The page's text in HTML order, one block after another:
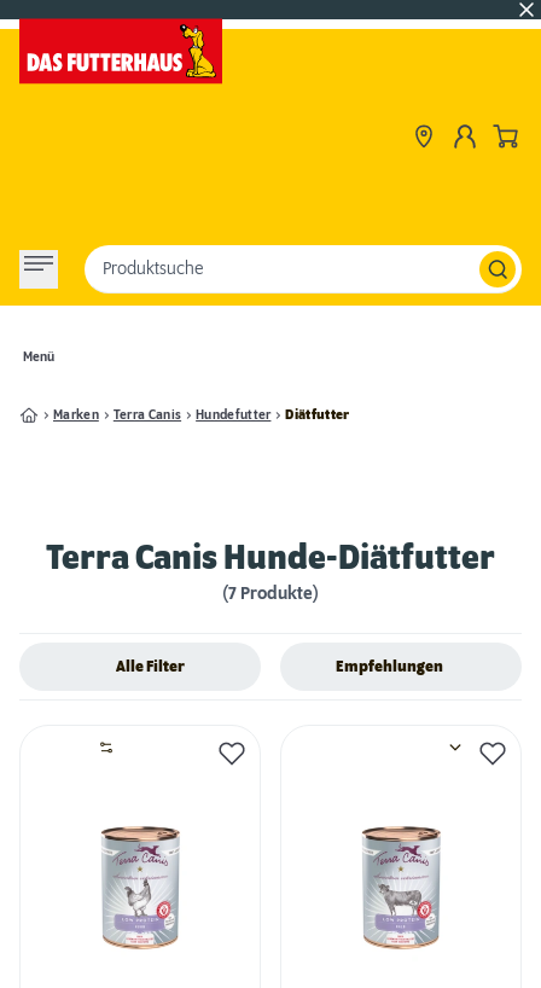
Menü
Produktsuche
Marken Terra Canis Hundefutter Diätfutter
Terra Canis Hunde-Diätfutter
(7 Produkte)
Alle Filter Empfehlungen